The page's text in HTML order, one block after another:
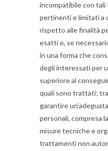
incompatibile con tali
pertinenti e limitati a
rispetto alle finalità
esatti e, se
in una forma che
degli interessati per
superiore al
quali sono trattati;
garantire
personali, compresa
misure tecniche e
trattamenti non